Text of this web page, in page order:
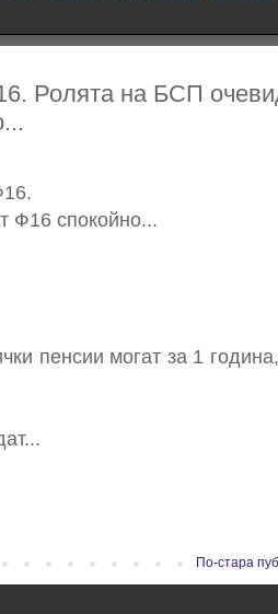
Ролята на БСП
Ф16 спокойно...
пенсии могат за 1
По-стара